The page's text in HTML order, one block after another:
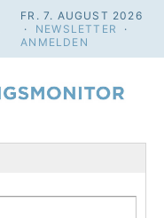
FR. 7. AUGUST 2026
· NEWSLETTER
·
ANMELDEN